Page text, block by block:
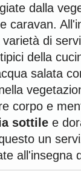
dalla
caravan.
di
della
salata
corpo e
sottile e
un
all'insegna